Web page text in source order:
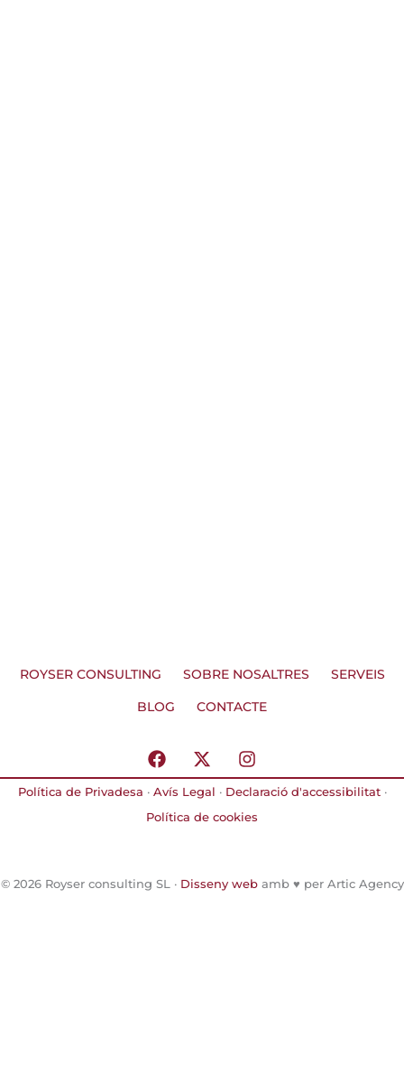
ROYSER CONSULTING SOBRE NOSALTRES
SERVEIS
BLOG
CONTACTE
F
a
c
e
b
k
X
-
t
w
i
r
I
n
s
t
a
a
m
Política de Privadesa · Avís Legal · Declaració d'accessibilitat·
Política de cookies
© 2026 Royser consulting SL · Disseny webamb ♥️ per Artic Agency